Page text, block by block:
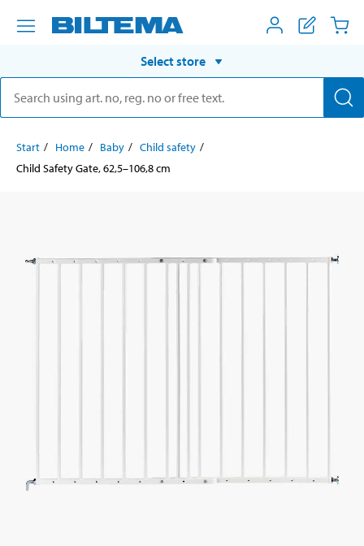
Select store
Start Home Baby
Child safety
Child Safety Gate, 62,5–106,8 cm